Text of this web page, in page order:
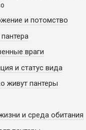
и потомство
враги
и статус вида
живут пантеры
и среда обитания